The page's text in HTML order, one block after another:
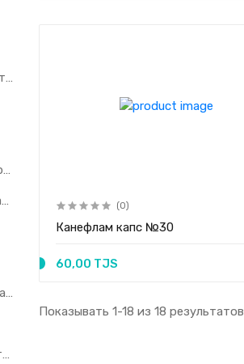
Рентгеноконтрастное средство
противопротозойный препарат
нестероидных противовоспалительных препаратов
противотуберкулезные препараты
Противогельминтное средство
(0)
Канефлам капс №30
60,00 TJS
Показывать 1-18 из 18 результатов